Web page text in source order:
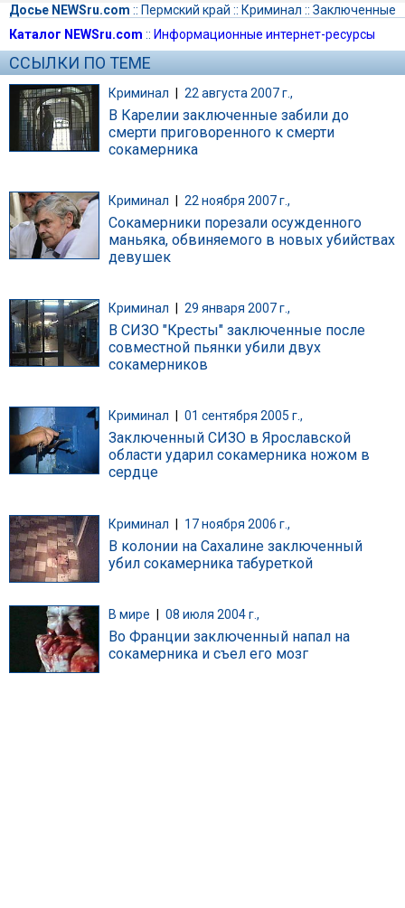
Досье NEWSru.com :: Пермский край :: Криминал :: Заключенные
Каталог NEWSru.com :: Информационные интернет-ресурсы
ССЫЛКИ ПО ТЕМЕ
Криминал | 22 августа 2007 г.,
В Карелии заключенные забили до
смерти приговоренного к смерти
сокамерника
Криминал 22 ноября 2007 г.,
Сокамерники порезали осужденного
маньяка, обвиняемого в новых убийствах
девушек
Криминал 29 января 2007 г.,
В СИЗО "Кресты" заключенные после
совместной пьянки убили двух
сокамерников
Криминал 01 сентября 2005 г.,
Заключенный СИЗО в Ярославской
области ударил сокамерника ножом в
сердце
Криминал 17 ноября 2006 г.,
В колонии на Сахалине заключенный
убил сокамерника табуреткой
В мире 08 июля 2004 г.,
Во Франции заключенный напал на
сокамерника и съел его мозг